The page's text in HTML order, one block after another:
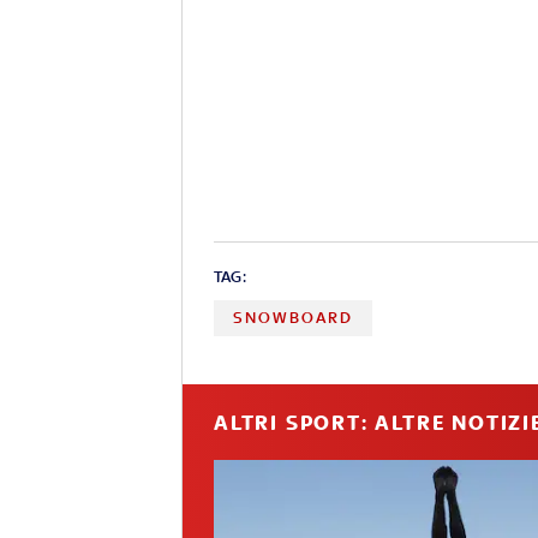
TAG:
SNOWBOARD
ALTRI SPORT: ALTRE